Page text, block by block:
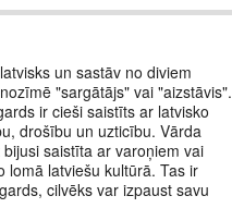
un sastāv no diviem
"sargātājs" vai "aizstāvis".
ir cieši saistīts ar latvisko
drošību un uzticību. Vārda
saistīta ar varoņiem vai
lomā latviešu kultūrā. Tas ir
cilvēks var izpaust savu